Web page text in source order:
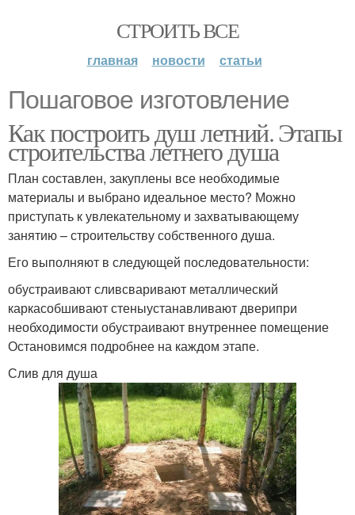
СТРОИТЬ ВСЕ
главная новости статьи
Пошаговое изготовление
Как построить душ летний. Этапы
строительства летнего душа
План составлен, закуплены все необходимые
материалы и выбрано идеальное место? Можно
приступать к увлекательному и захватывающему
занятию – строительству собственного душа.
Его выполняют в следующей последовательности:
обустраивают сливсваривают металлический
каркасобшивают стеныустанавливают дверипри
необходимости обустраивают внутреннее помещение
Остановимся подробнее на каждом этапе.
Слив для душа